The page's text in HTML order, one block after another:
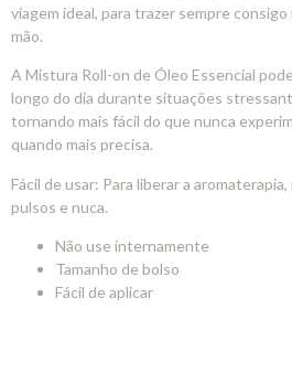
viagem ideal, para trazer sempre
mão.
A Mistura Roll-on de Óleo Essencial
longo do dia durante situações
tornando mais fácil do que nunca
quando mais precisa.
Fácil de usar: Para liberar a
pulsos e nuca.
Não use internamente
Tamanho de bolso
Fácil de aplicar